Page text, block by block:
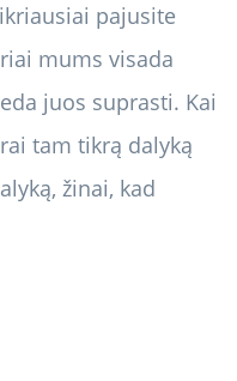
pajusite
mums visada
juos suprasti. Kai
tam tikrą dalyką
žinai, kad